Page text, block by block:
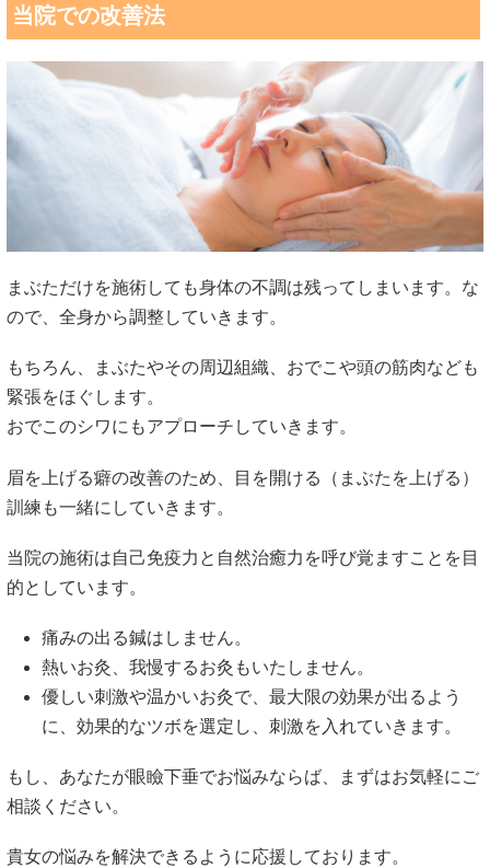
当院での改善法
まぶただけを施術しても身体の不調は残ってしまいます。な
ので、全身から調整していきます。
もちろん、まぶたやその周辺組織、おでこや頭の筋肉なども
緊張をほぐします。
おでこのシワにもアプローチしていきます。
眉を上げる癖の改善のため、目を開ける（まぶたを上げる）
訓練も一緒にしていきます。
当院の施術は自己免疫力と自然治癒力を呼び覚ますことを目
的としています。
痛みの出る鍼はしません。
熱いお灸、我慢するお灸もいたしません。
優しい刺激や温かいお灸で、最大限の効果が出るよう
に、効果的なツボを選定し、刺激を入れていきます。
もし、あなたが眼瞼下垂でお悩みならば、まずはお気軽にご
相談ください。
貴女の悩みを解決できるように応援しております。